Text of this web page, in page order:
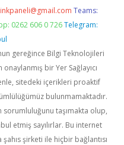
Teams:
0262 606 0 726 Telegram:
gereğince Bilgi Teknolojileri
bir Yer Sağlayıcı
sitedeki içerikleri proaktif
bulunmamaktadır.
sorumluluğunu taşımakta olup,
etmiş sayılırlar. Bu internet
şirketi ile hiçbir bağlantısı